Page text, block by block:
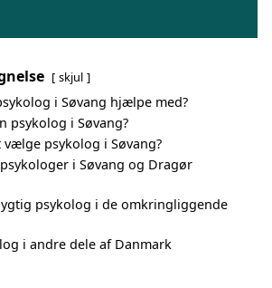
skjul
i Søvang hjælpe med?
psykolog i Søvang?
vælge psykolog i Søvang?
i Søvang og Dragør
psykolog i de omkringliggende
i andre dele af Danmark